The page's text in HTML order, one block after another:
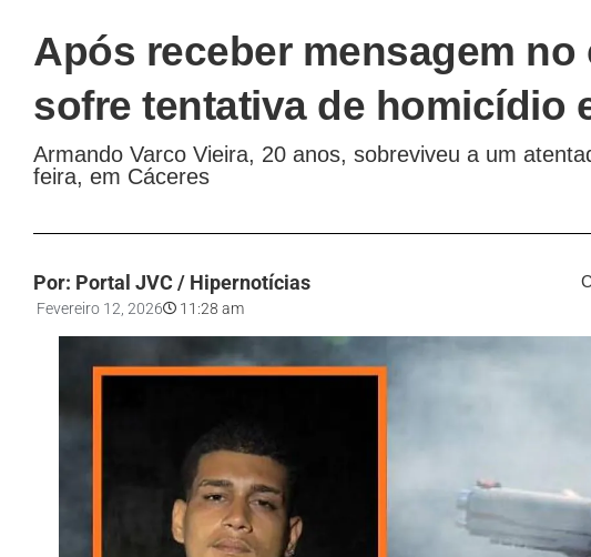
Após receber mensagem no
sofre tentativa de homicídio
Armando Varco Vieira, 20 anos, sobreviveu a um
feira, em Cáceres
Por: Portal JVC / Hipernotícias
Fevereiro 12, 2026 11:28 am